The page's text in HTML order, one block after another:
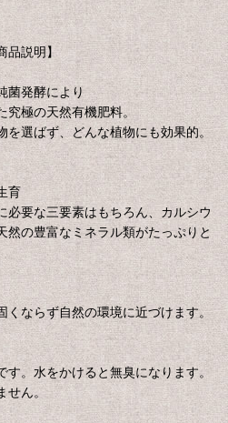
品説明】
菌発酵により
究極の天然有機肥料。
を選ばず、どんな植物にも効果的。
育
必要な三要素はもちろん、カルシウ
然の豊富なミネラル類がたっぷりと
くならず自然の環境に近づけます。
。水をかけると無臭になります。
せん。